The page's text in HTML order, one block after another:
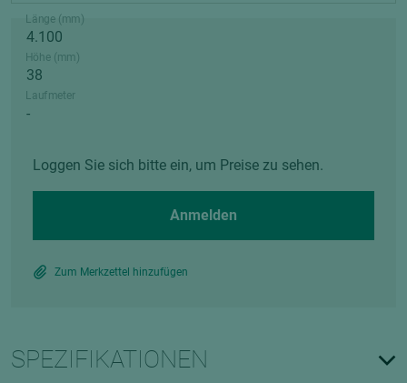
Länge (mm)
Höhe (mm)
Laufmeter
Loggen Sie sich bitte ein, um Preise zu sehen.
Anmelden
Zum Merkzettel hinzufügen
SPEZIFIKATIONEN